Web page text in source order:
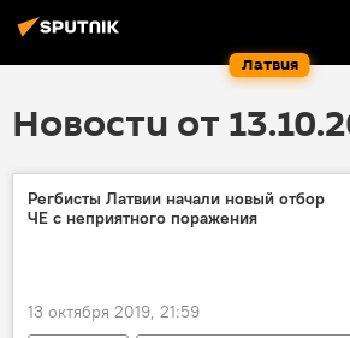
Латвия
Новости от
Регбисты Латвии начали новый отбор
ЧЕ с неприятного поражения
13 октября 2019, 21:59